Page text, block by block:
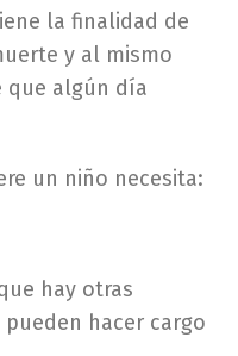
la finalidad de
y al mismo
que algún día
un niño necesita:
hay otras
hacer cargo